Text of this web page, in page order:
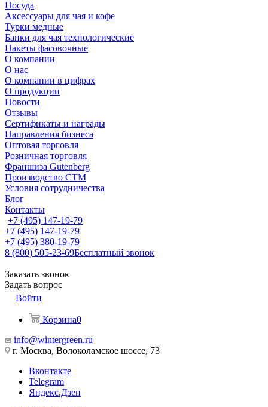
Посуда
Аксессуары для чая и кофе
Турки медные
Банки для чая технологические
Пакеты фасовочные
О компании
О нас
О компании в цифрах
О продукции
Новости
Отзывы
Сертификаты и награды
Направления бизнеса
Оптовая торговля
Розничная торговля
Франшиза Gutenberg
Производство СТМ
Условия сотрудничества
Блог
Контакты
+7 (495) 147-19-79
+7 (495) 147-19-79
+7 (495) 380-19-79
8 (800) 505-23-69Бесплатный звонок
Заказать звонок
Задать вопрос
Войти
Корзина0
info@wintergreen.ru
г. Москва, Волоколамское шоссе, 73
Вконтакте
Telegram
Яндекс.Дзен